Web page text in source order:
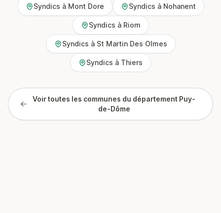
Syndics à Mont Dore Syndics à Nohanent
Syndics à Riom
Syndics à St Martin Des Olmes
Syndics à Thiers
Voir toutes les communes du département Puy-
de-Dôme